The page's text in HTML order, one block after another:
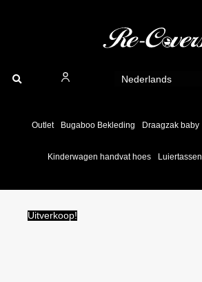
Nederlands
Outlet Bugaboo Bekleding Draagzak baby
Kinderwagen handvat hoes Luiertassen
Uitverkoop!